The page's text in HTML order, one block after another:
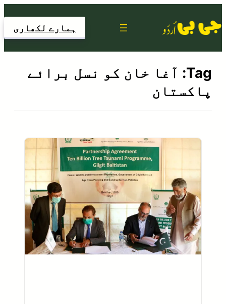
to
ہمارے لکھاری
Tag: آغا خان کو نسل برائے
پاکستان